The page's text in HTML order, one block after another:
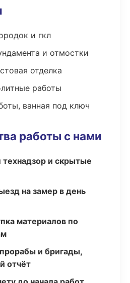
и гкл
и отмостки
отделка
работы
ванная под ключ
работы с нами
технадзор и скрытые
на замер в день
материалов по
и бригады,
отчёт